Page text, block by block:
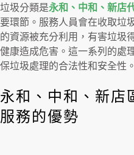
垃圾分類是永和、中和、新店
要環節。服務人員會在收取垃
的資源被充分利用，有害垃圾
健康造成危害。這一系列的處
保垃圾處理的合法性和安全性。
永和、中和、新店
服務的優勢